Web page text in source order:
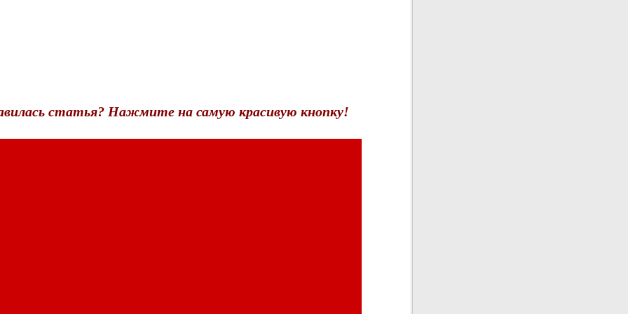
статья? Нажмите на самую красивую кнопку!